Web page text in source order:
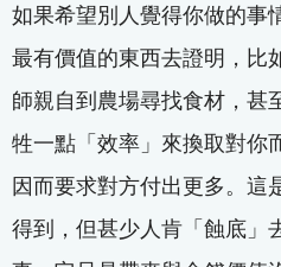
如果希望別人覺得你做的事
最有價值的東西去證明，比
師親自到農場尋找食材，甚
牲一點「效率」來換取對你
因而要求對方付出更多。這
得到，但甚少人肯「蝕底」